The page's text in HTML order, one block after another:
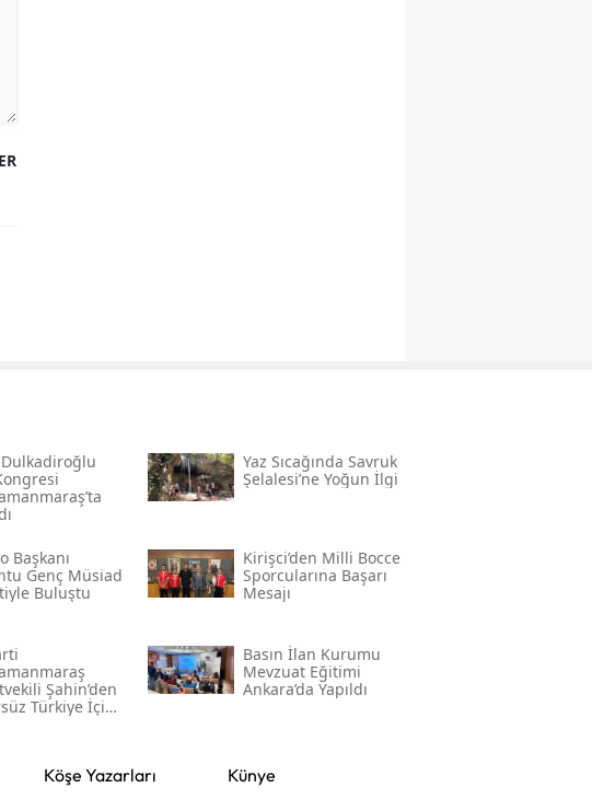
Yaz Sıcağında Savruk
Şelalesi’ne Yoğun İlgi
Başkanı
Genç Müsi̇ad
Buluştu
Kirişci’den Milli Bocce
Sporcularına Başarı
Mesajı
Şahin’den
Türkiye İçin
Basın İlan Kurumu
Mevzuat Eğitimi
Ankara’da Yapıldı
Köşe Yazarları
Künye